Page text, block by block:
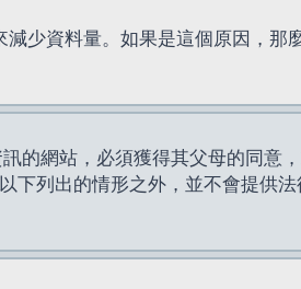
少資料量。如果是這個原因，那
的網站，必須獲得其父母的同意
下列出的情形之外，並不會提供